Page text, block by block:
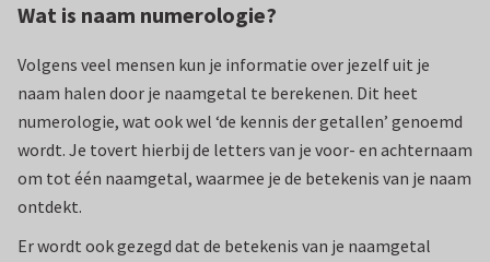
Wat is naam numerologie?
Volgens veel mensen kun je informatie over jezelf uit je
naam halen door je naamgetal te berekenen. Dit heet
numerologie, wat ook wel ‘de kennis der getallen’ genoemd
wordt. Je tovert hierbij de letters van je voor- en achternaam
om tot één naamgetal, waarmee je de betekenis van je naam
ontdekt.
Er wordt ook gezegd dat de betekenis van je naamgetal